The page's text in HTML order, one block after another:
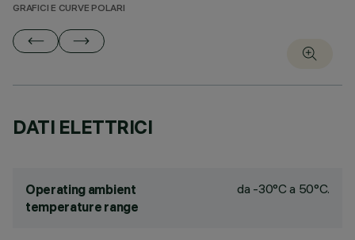
GRAFICI E CURVE POLARI
DATI ELETTRICI
Operating ambient
temperature range
da -30°C a 50°C.